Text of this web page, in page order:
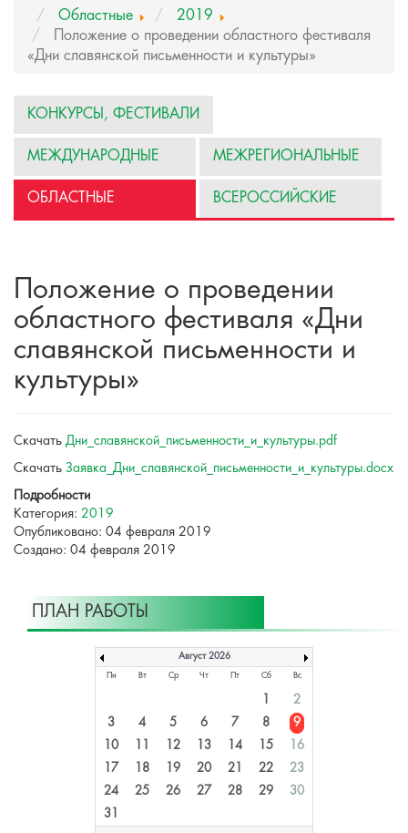
Областные
2019
Положение о проведении областного фестиваля
«Дни славянской письменности и культуры»
КОНКУРСЫ, ФЕСТИВАЛИ
МЕЖДУНАРОДНЫЕ МЕЖРЕГИОНАЛЬНЫЕ
ОБЛАСТНЫЕ ВСЕРОССИЙСКИЕ
Положение о проведении
областного фестиваля «Дни
славянской письменности и
культуры»
Скачать Дни_славянской_письменности_и_культуры.pdf
Скачать Заявка_Дни_славянской_письменности_и_культуры.docx
Подробности
Категория: 2019
Опубликовано: 04 февраля 2019
Создано: 04 февраля 2019
ПЛАН РАБОТЫ
Август 2026
Пн Вт Ср Чт Пт Сб Вс
1
2
3
4 5 6 7 8
9
10
11 12 13 14 15
16
17
18 19 20 21 22
23
24
25 26 27 28 29
30
31